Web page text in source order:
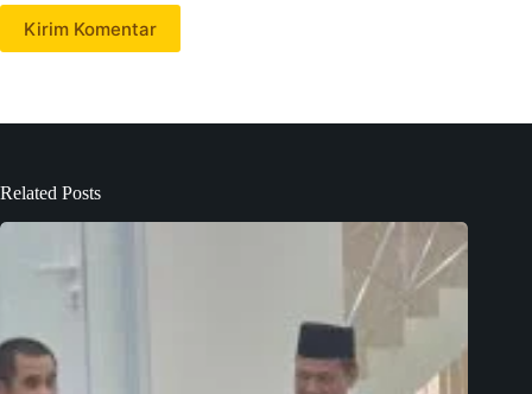
Kirim Komentar
Related Posts